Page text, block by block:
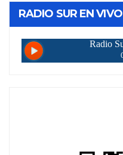
RADIO SUR EN VIVO